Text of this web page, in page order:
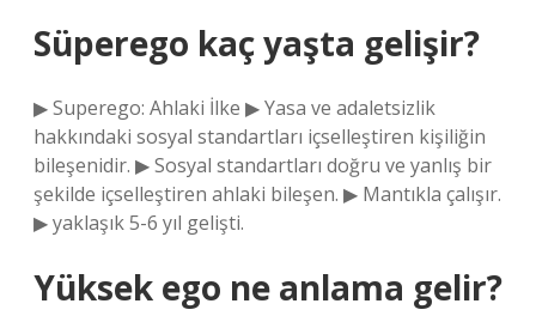
Süperego kaç yaşta gelişir?
▶ Superego: Ahlaki İlke ▶ Yasa ve adaletsizlik
hakkındaki sosyal standartları içselleştiren kişiliğin
bileşenidir. ▶ Sosyal standartları doğru ve yanlış bir
şekilde içselleştiren ahlaki bileşen. ▶ Mantıkla çalışır.
▶ yaklaşık 5-6 yıl gelişti.
Yüksek ego ne anlama gelir?